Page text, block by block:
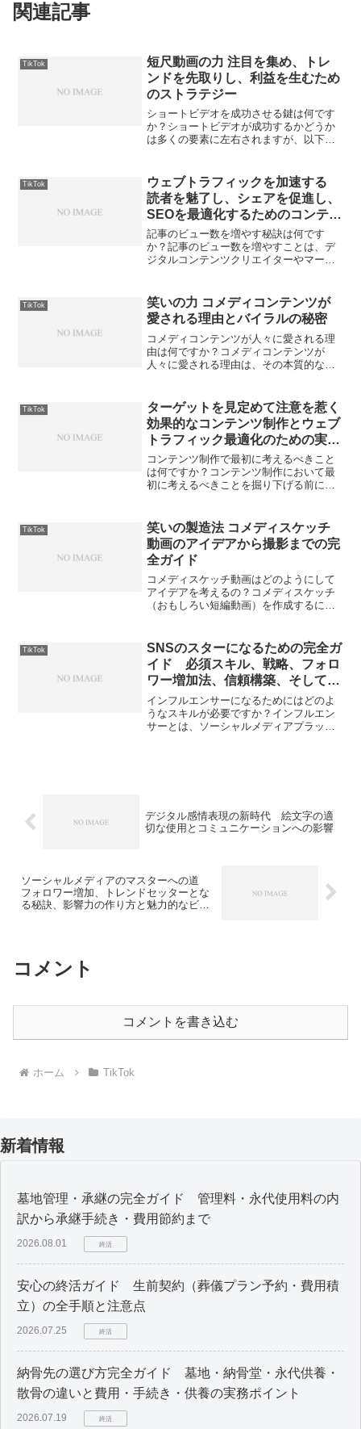
関連記事
TikTok
短尺動画の力 注目を集め、トレ
ンドを先取りし、利益を生むため
のストラテジー
ショートビデオを成功させる鍵は何です
か？ショートビデオが成功するかどうか
は多くの要素に左右されますが、以下の
ートビデオの成功は、大きく分けてコン
テンツの質、視聴者エンゲ...
TikTok
ウェブトラフィックを加速する
読者を魅了し、シェアを促進し、
SEOを最適化するためのコンテン
ツマーケティングの極意
記事のビュー数を増やす秘訣は何です
か？記事のビュー数を増やすことは、デ
ジタルコンテンツクリエイターやマーケ
にわたり、一つの方式に固執するのでは
なく、多方面からのアプロー...
TikTok
笑いの力 コメディコンテンツが
愛される理由とバイラルの秘密
コメディコンテンツが人々に愛される理
由は何ですか？コメディコンテンツが
人々に愛される理由は、その本質的な目
は、コメディは人々を笑わせ、幸福感を
提供することです。笑いは、ス...
TikTok
ターゲットを見定めて注意を惹く
効果的なコンテンツ制作とウェブ
トラフィック最適化のための実践
ガイド
コンテンツ制作で最初に考えるべきこと
は何ですか？コンテンツ制作において最
初に考えるべきことを掘り下げる前に、
ンネルなどといったプラットフォーム向
けに情報やエンターテイメ...
TikTok
笑いの製造法 コメディスケッチ
動画のアイデアから撮影までの完
全ガイド
コメディスケッチ動画はどのようにして
アイデアを考えるの？コメディスケッチ
（おもしろい短編動画）を作成するにあ
ディスケッチ動画のアイデアを考える際
に重要な要素、具体的な発...
TikTok
SNSのスターになるための完全ガ
イド 必須スキル、戦略、フォロ
ワー増加法、信頼構築、そしてス
ポンサーシップの獲得方法
インフルエンサーになるためにはどのよ
うなスキルが必要ですか？インフルエン
サーとは、ソーシャルメディアプラット
デジタル感情表現の新時代 絵文字の適
切な使用とコミュニケーションへの影響
ソーシャルメディアのマスターへの道
フォロワー増加、トレンドセッターとな
る秘訣、影響力の作り方と魅力的なビジ
コメント
コメントを書き込む
ホーム TikTok
新着情報
墓地管理・承継の完全ガイド 管理料・永代使用料の内
訳から承継手続き・費用節約まで
2026.08.01 終活
安心の終活ガイド 生前契約（葬儀プラン予約・費用積
立）の全手順と注意点
2026.07.25 終活
納骨先の選び方完全ガイド 墓地・納骨堂・永代供養・
散骨の違いと費用・手続き・供養の実務ポイント
2026.07.19 終活